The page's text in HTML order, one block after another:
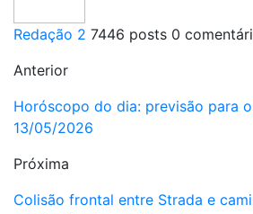
Redação 2 7446 posts 0
Anterior
Horóscopo do dia: previsão para
13/05/2026
Próxima
Colisão frontal entre Strada e